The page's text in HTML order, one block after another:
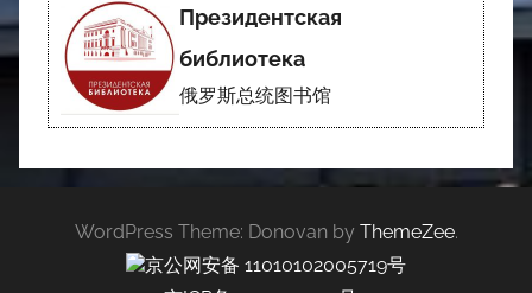
Президентская
библиотека
俄罗斯总统图书馆
WordPress Theme: Donovan by ThemeZee.
京公网安备 11010102005719号